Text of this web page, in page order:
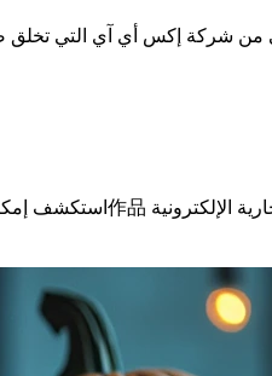
من شركة إكس أي آي التي تخلق